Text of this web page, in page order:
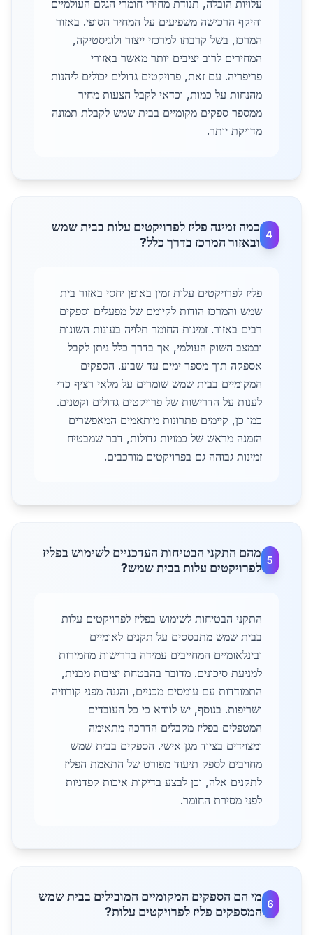
עלויות הובלה, תנודת מחירי חומרי הגלם העולמיים
והיקף הרכישה משפיעים על המחיר הסופי. באזור
המרכז, בשל קרבתו למרכזי ייצור ולוגיסטיקה,
המחירים לרוב יציבים יותר מאשר באזורי
פריפריה. עם זאת, פרויקטים גדולים יכולים ליהנות
מהנחות על כמות, וכדאי לקבל הצעות מחיר
ממספר ספקים מקומיים בבית שמש לקבלת תמונה
מדויקת יותר.
4
כמה זמינה פליז לפרויקטים עלות בבית שמש
ובאזור המרכז בדרך כלל?
פליז לפרויקטים עלות זמין באופן יחסי באזור בית
שמש והמרכז הודות לקיומם של מפעלים וספקים
רבים באזור. זמינות החומר תלויה בעונות השונות
ובמצב השוק העולמי, אך בדרך כלל ניתן לקבל
אספקה תוך מספר ימים עד שבוע. הספקים
המקומיים בבית שמש שומרים על מלאי רציף כדי
לענות על הדרישות של פרויקטים גדולים וקטנים.
כמו כן, קיימים פתרונות מותאמים המאפשרים
הזמנה מראש של כמויות גדולות, דבר שמבטיח
זמינות גבוהה גם בפרויקטים מורכבים.
5
מהם התקני הבטיחות העדכניים לשימוש בפליז
לפרויקטים עלות בבית שמש?
התקני הבטיחות לשימוש בפליז לפרויקטים עלות
בבית שמש מתבססים על תקנים לאומיים
ובינלאומיים המחייבים עמידה בדרישות מחמירות
למניעת סיכונים. מדובר בהבטחת יציבות מבנית,
התמודדות עם עומסים מכניים, והגנה מפני קורוזיה
ושריפות. בנוסף, יש לוודא כי כל העובדים
המטפלים בפליז מקבלים הדרכה מתאימה
ומצוידים בציוד מגן אישי. הספקים בבית שמש
מחויבים לספק תיעוד מפורט של התאמת הפליז
לתקנים אלה, וכן לבצע בדיקות איכות קפדניות
לפני מסירת החומר.
6
מי הם הספקים המקומיים המובילים בבית שמש
המספקים פליז לפרויקטים עלות?